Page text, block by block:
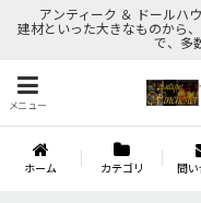
アンティーク ＆ ドールハ
建材といった大きなものから
で、多
メニュー
ホーム カテゴリ 問